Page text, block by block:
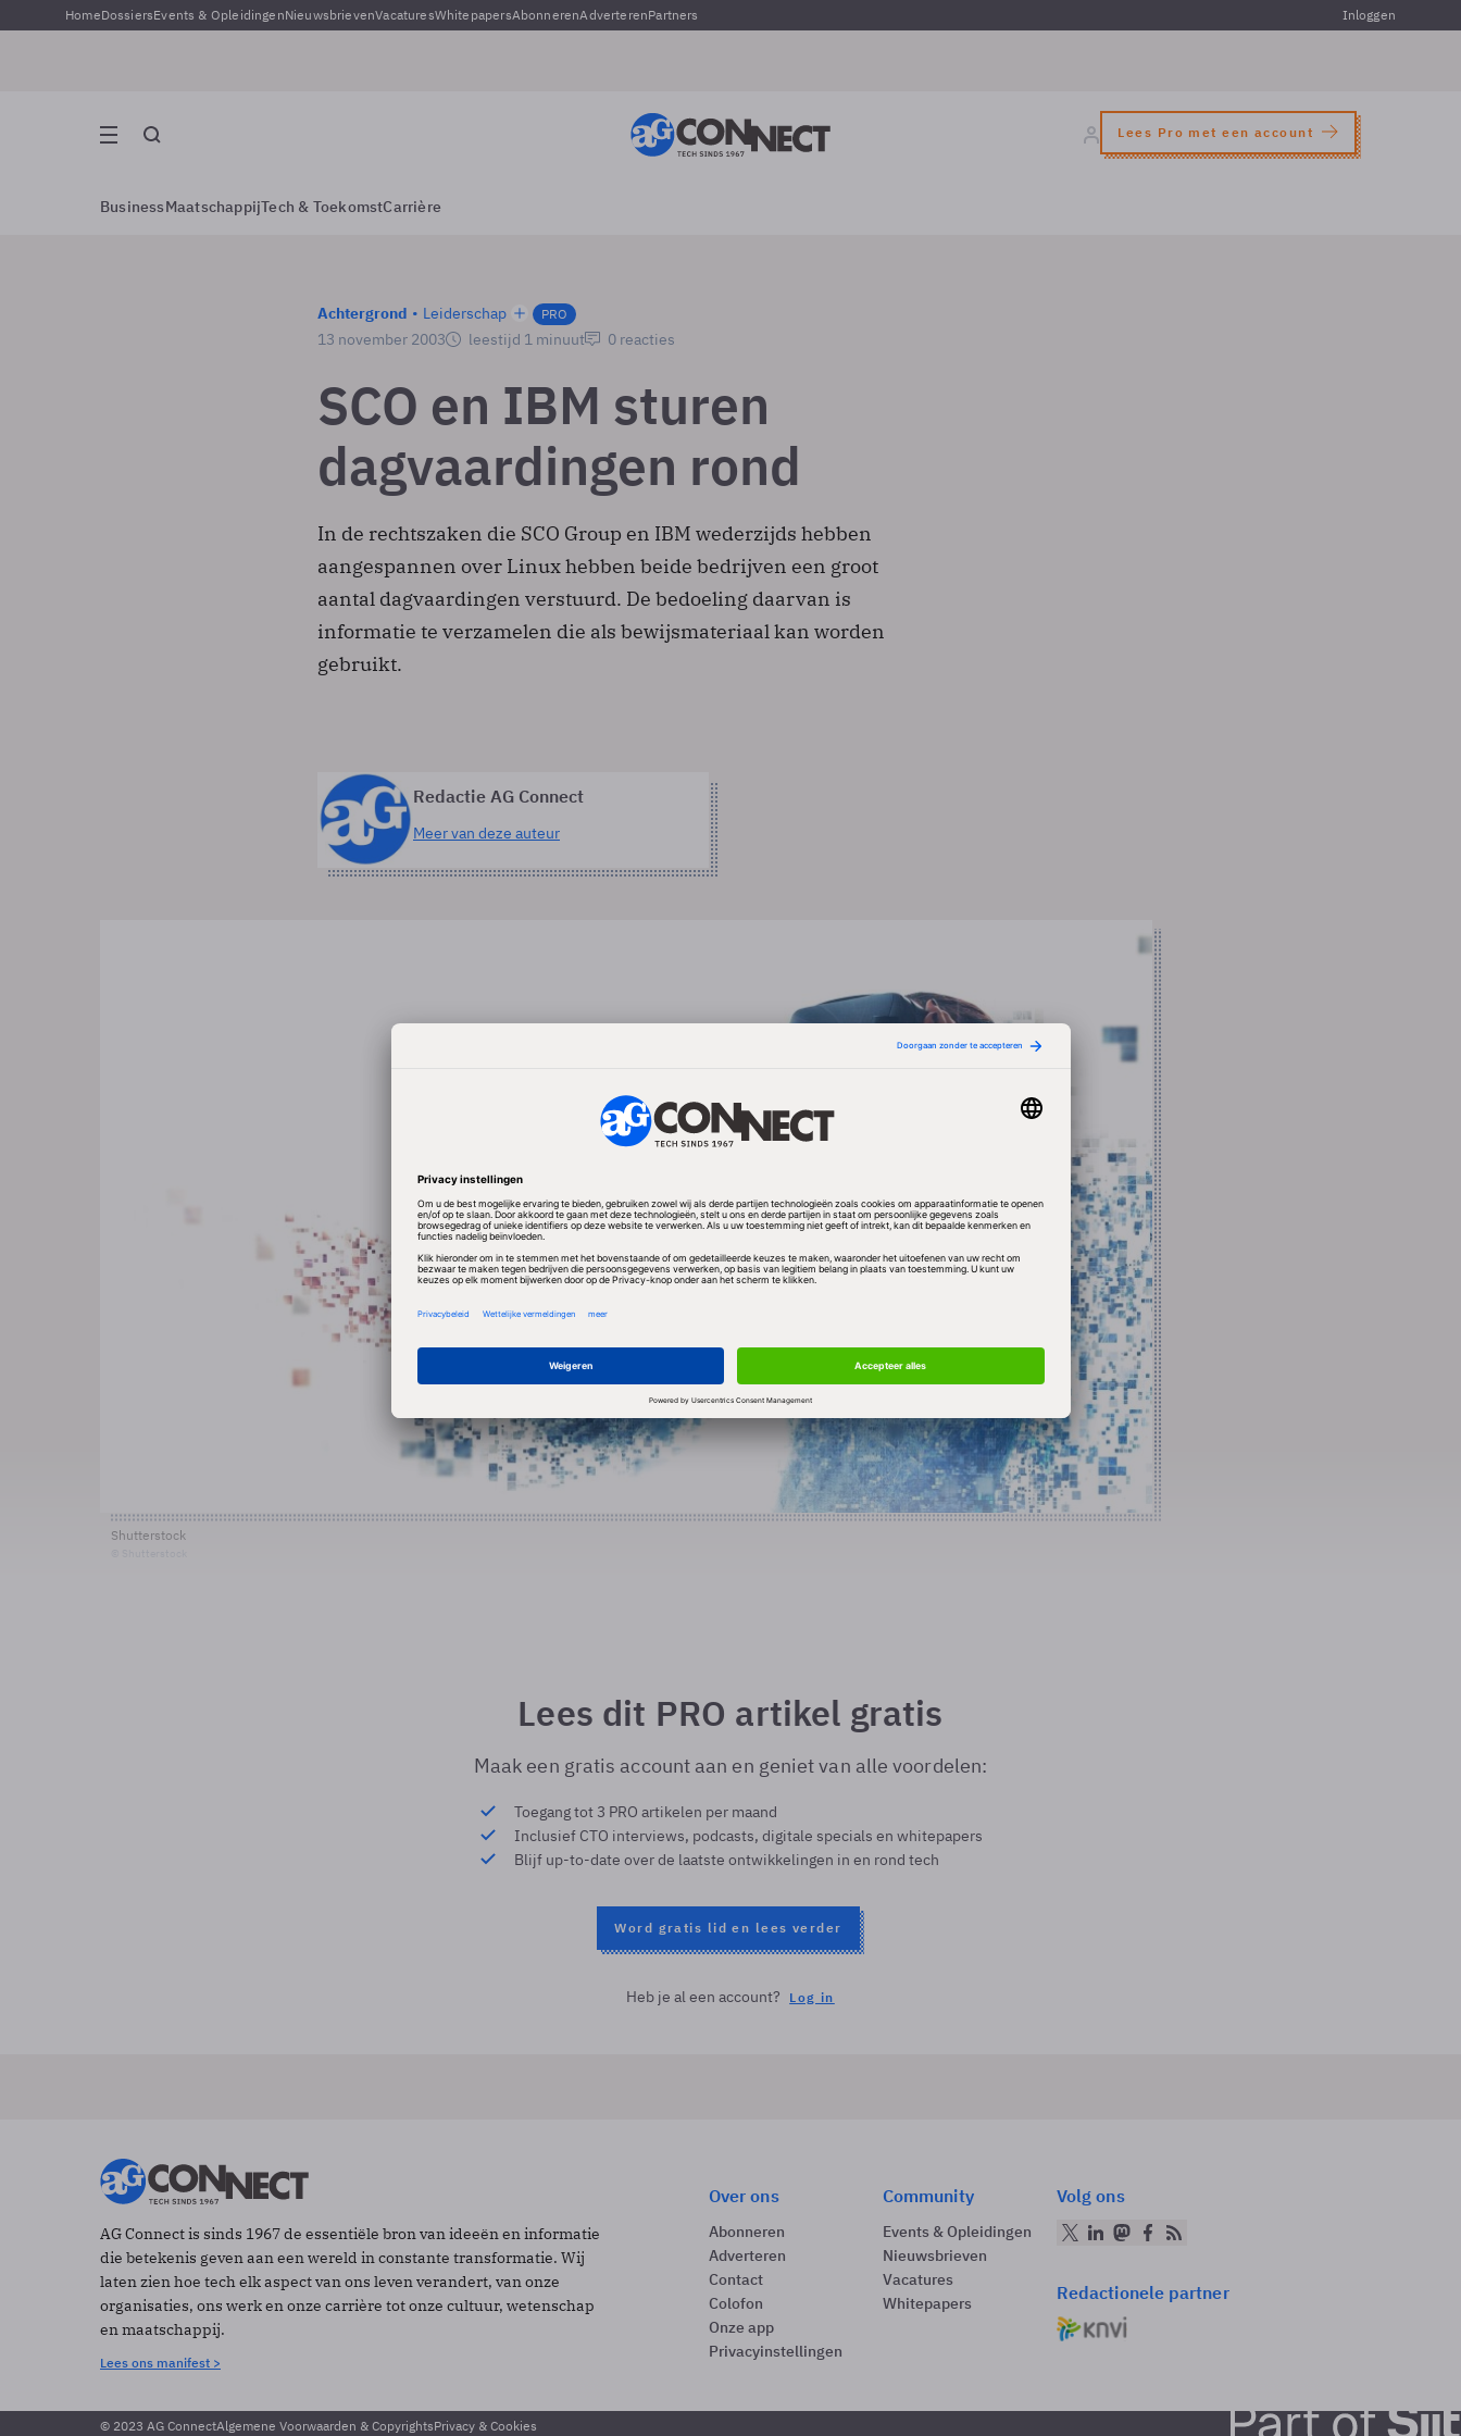
HomeDossiersEvents & OpleidingenNieuwsbrievenVacaturesWhitepapersAbonnerenAdverterenPartners Inloggen
Lees Pro met een account
BusinessMaatschappijTech & ToekomstCarrière
Achtergrond Leiderschap PRO
13 november 2003 leestijd 1 minuut 0 reacties
SCO en IBM sturen
dagvaardingen rond
In de rechtszaken die SCO Group en IBM wederzijds hebben
aangespannen over Linux hebben beide bedrijven een groot
aantal dagvaardingen verstuurd. De bedoeling daarvan is
informatie te verzamelen die als bewijsmateriaal kan worden
gebruikt.
Redactie AG Connect
Meer van deze auteur
Shutterstock
Lees dit PRO artikel gratis
Maak een gratis account aan en geniet van alle voordelen:
Toegang tot 3 PRO artikelen per maand
Inclusief CTO interviews, podcasts, digitale specials en whitepapers
Blijf up-to-date over de laatste ontwikkelingen in en rond tech
Word gratis lid en lees verder
Heb je al een account? Log in
AG Connect is sinds 1967 de essentiële bron van ideeën en informatie
die betekenis geven aan een wereld in constante transformatie. Wij
laten zien hoe tech elk aspect van ons leven verandert, van onze
organisaties, ons werk en onze carrière tot onze cultuur, wetenschap
en maatschappij.
Lees ons manifest >
Over ons
Abonneren
Adverteren
Contact
Colofon
Onze app
Privacyinstellingen
Community
Events & Opleidingen
Nieuwsbrieven
Vacatures
Whitepapers
Volg ons
Redactionele partner
© 2023 AG ConnectAlgemene Voorwaarden & CopyrightsPrivacy & Cookies